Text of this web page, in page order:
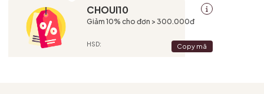
CHOUI10
Giảm 10% cho đơn > 300.000đ
HSD: Copy mã